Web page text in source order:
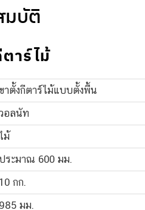
มบัติ
าร์ไม้
าตั้งกีตาร์ไม้แบบตั้งพื้น
อลนัท
ม้
ระมาณ 600 มม.
10 กก.
985 มม.